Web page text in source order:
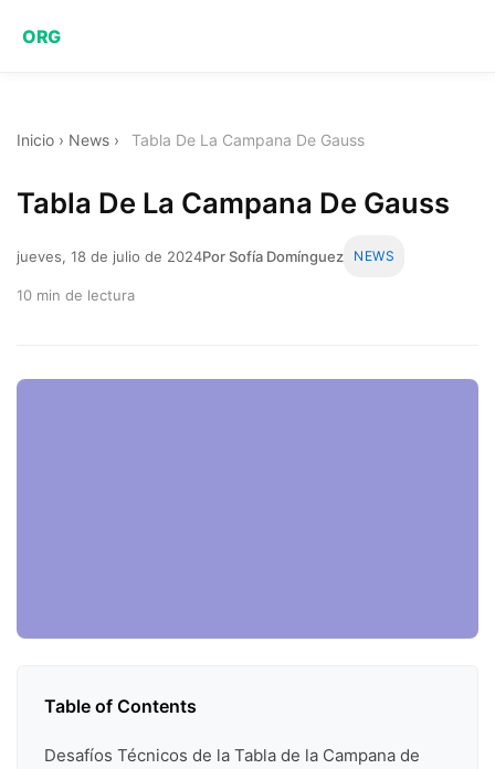
ORG
Inicio › News › Tabla De La Campana De Gauss
Tabla De La Campana De Gauss
jueves, 18 de julio de 2024Por Sofía Domínguez NEWS
10 min de lectura
Table of Contents
Desafíos Técnicos de la Tabla de la Campana de